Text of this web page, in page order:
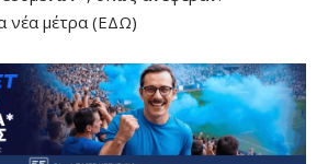
νέα μέτρα (ΕΔΩ)